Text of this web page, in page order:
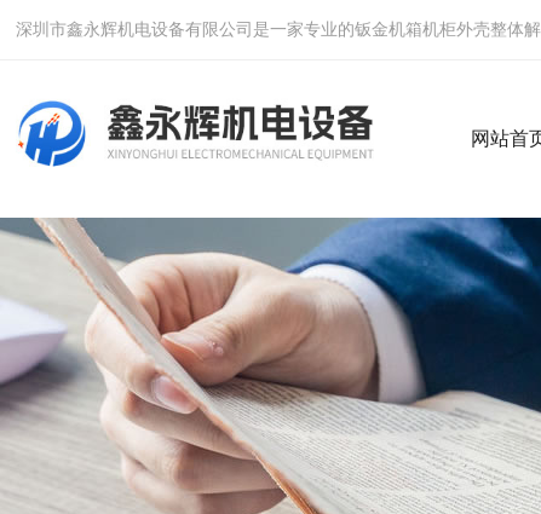
深圳市鑫永辉机电设备有限公司是一家专业的钣金机箱机柜外壳整体
网站首